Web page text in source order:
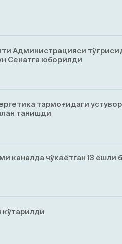
Администрацияси
Сенатга юборилди
тармоғидаги устувор
танишди
каналда чўкаётган 13 ёшли
кўтарилди